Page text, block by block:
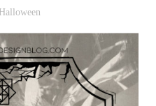
Halloween